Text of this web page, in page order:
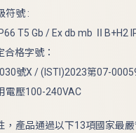
符號 :
T5 Gb / Ex db mb ⅡB+H2
格字號：
號X / (ISTI)2023第07-
壓100-240VAC
產品通過以下13項國家最